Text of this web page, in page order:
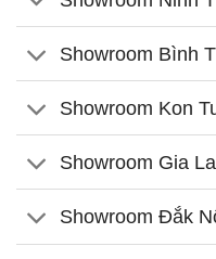
Showroom Bình
Showroom Kon
Showroom Gia
Showroom Đắk